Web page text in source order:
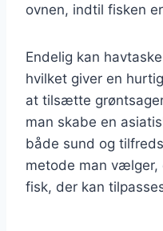
ovnen, indtil fisken
Endelig kan
hvilket giver en
at tilsætte
man skabe en
både sund og
metode man vælger,
fisk, der kan